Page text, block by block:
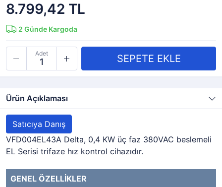
8.799,42 TL
2 Günde Kargoda
Adet
Ürün Açıklaması
Satıcıya Danış
VFD004EL43A Delta, 0,4 KW üç faz 380VAC beslemeli
EL Serisi trifaze hız kontrol cihazıdır.
GENEL ÖZELLİKLER